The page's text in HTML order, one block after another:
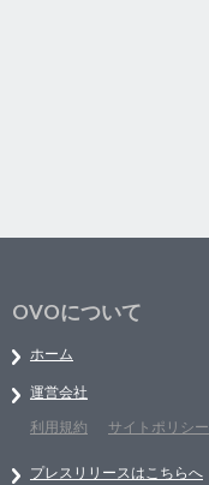
OVOについて
ホーム
運営会社
利用規約
サイトポリシー
プレスリリースはこちらへ